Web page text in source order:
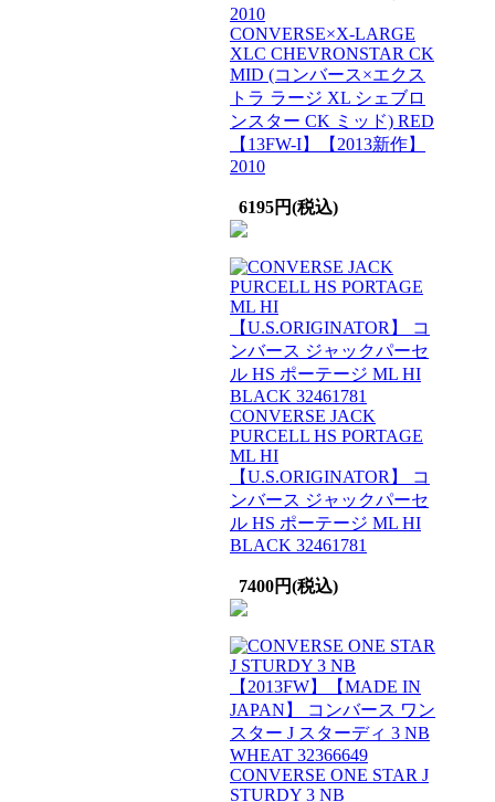
CONVERSE×X-LARGE
XLC CHEVRONSTAR CK
MID (コンバース×エクス
トラ ラージ XL シェブロ
ンスター CK ミッド) RED
【13FW-I】【2013新作】
2010
6195円(税込)
CONVERSE JACK
PURCELL HS PORTAGE
ML HI
【U.S.ORIGINATOR】 コ
ンバース ジャックパーセ
ル HS ポーテージ ML HI
BLACK 32461781
7400円(税込)
CONVERSE ONE STAR J
STURDY 3 NB